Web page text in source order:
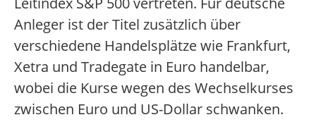
Anleger ist der Titel zusätzlich über
verschiedene Handelsplätze wie Frankfurt,
Xetra und Tradegate in Euro handelbar,
wobei die Kurse wegen des Wechselkurses
zwischen Euro und US-Dollar schwanken.